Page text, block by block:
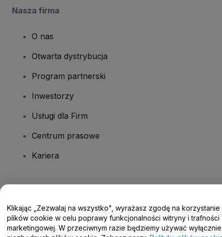
Nasza firma
O nas
Otwarta dystrybucja
Program partnerski
Inwestorzy
Usługi dla Firm
Centrum prasowe
Kariera
Centrum pomocy / Skontaktuj się z nami
Klikając „Zezwalaj na wszystko", wyrażasz zgodę na korzystanie
plików cookie w celu poprawy funkcjonalności witryny i trafności
marketingowej. W przeciwnym razie będziemy używać wyłącznie